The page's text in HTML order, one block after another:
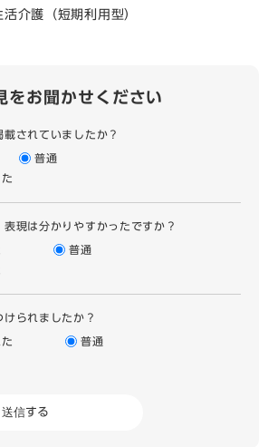
介護（短期利用型）
をお聞かせください
されていましたか？
普通
現は分かりやすかったですか？
普通
られましたか？
普通